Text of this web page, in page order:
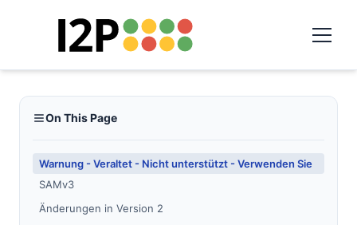
On This Page
Warnung - Veraltet - Nicht unterstützt - Verwenden Sie
SAMv3
Änderungen in Version 2